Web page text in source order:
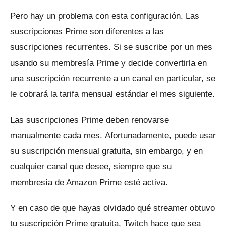
Pero hay un problema con esta configuración. Las
suscripciones Prime son diferentes a las
suscripciones recurrentes. Si se suscribe por un mes
usando su membresía Prime y decide convertirla en
una suscripción recurrente a un canal en particular, se
le cobrará la tarifa mensual estándar el mes siguiente.
Las suscripciones Prime deben renovarse
manualmente cada mes. Afortunadamente, puede usar
su suscripción mensual gratuita, sin embargo, y en
cualquier canal que desee, siempre que su
membresía de Amazon Prime esté activa.
Y en caso de que hayas olvidado qué streamer obtuvo
tu suscripción Prime gratuita, Twitch hace que sea